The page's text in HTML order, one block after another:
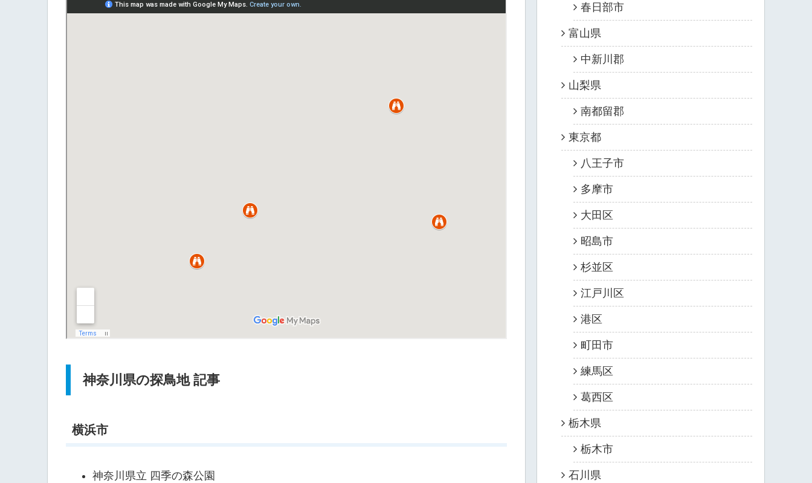
神奈川県の探鳥地 記事
横浜市
神奈川県立 四季の森公園
春日部市
富山県
中新川郡
山梨県
南都留郡
東京都
八王子市
多摩市
大田区
昭島市
杉並区
江戸川区
港区
町田市
練馬区
葛西区
栃木県
栃木市
石川県